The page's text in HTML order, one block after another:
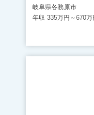
市】 WR1923
岐阜県各務原市
年収 335万円～670万